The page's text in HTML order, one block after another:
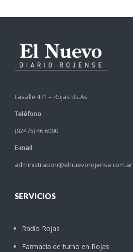
Lavalle 471 – Rojas Bs.As.
Teléfono
(02475) 46 6000
E-mail
administracion@elnuevorojense.com.ar
SERVICIOS
Radio Rojas
Farmacia de turno en Rojas